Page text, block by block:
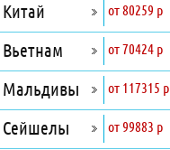
Китай от 80259 р
Вьетнам от 70424 р
Мальдивы от 117315 р
Сейшелы от 99883 р